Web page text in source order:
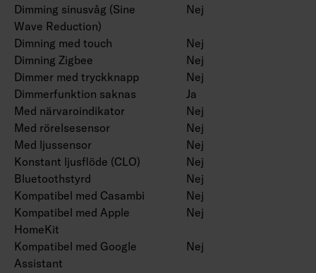
Dimming sinusvåg (Sine
Wave Reduction)
Nej
Dimning med touch
Nej
Dimning Zigbee
Nej
Dimmer med tryckknapp
Nej
Dimmerfunktion saknas
Ja
Med närvaroindikator
Nej
Med rörelsesensor
Nej
Med ljussensor
Nej
Konstant ljusflöde (CLO)
Nej
Bluetoothstyrd
Nej
Kompatibel med Casambi
Nej
Kompatibel med Apple
HomeKit
Nej
Kompatibel med Google
Assistant
Nej